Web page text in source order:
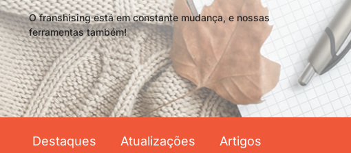
O franshising está em constante mudança, e nossas
ferramentas também!
Destaques Atualizações Artigos